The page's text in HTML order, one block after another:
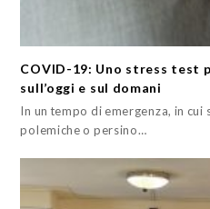
COVID-19: Uno stress test
sull’oggi e sul domani
In un tempo di emergenza, in cui
polemiche o persino…